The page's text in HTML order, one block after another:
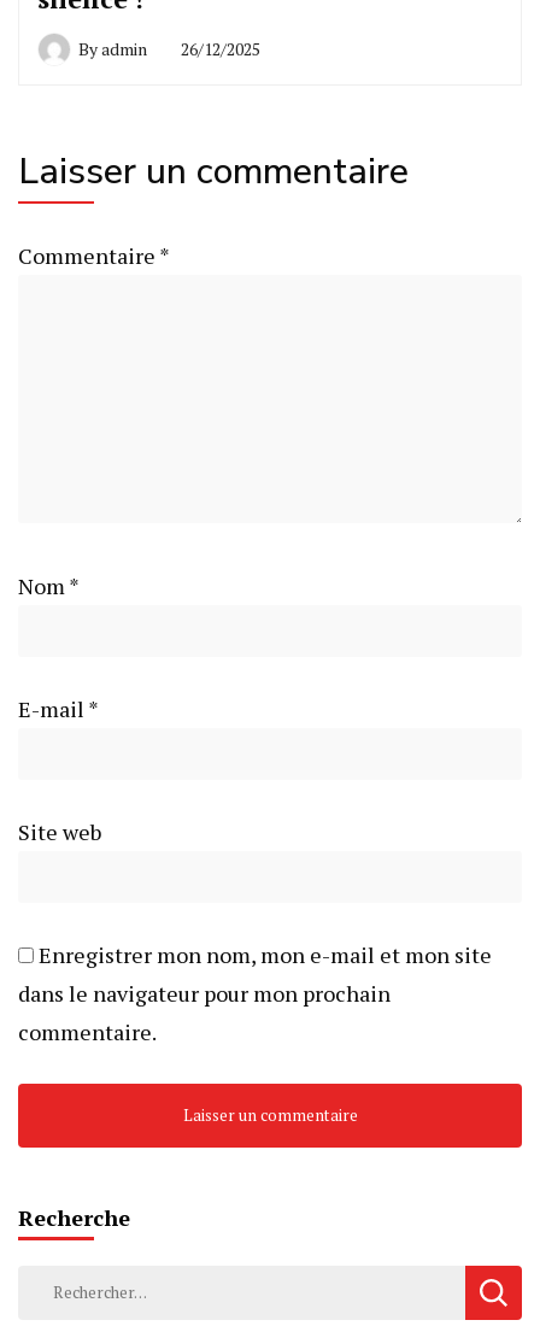
Byadmin 26/12/2025
Laisser un commentaire
Commentaire *
Nom *
E-mail *
Site web
Enregistrer mon nom, mon e-mail et mon site
dans le navigateur pour mon prochain
commentaire.
Recherche
Rechercher :